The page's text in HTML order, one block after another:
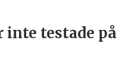
inte testade på